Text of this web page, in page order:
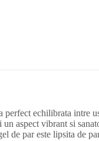
echilibrata intre
aspect vibrant si
de par este lipsita de